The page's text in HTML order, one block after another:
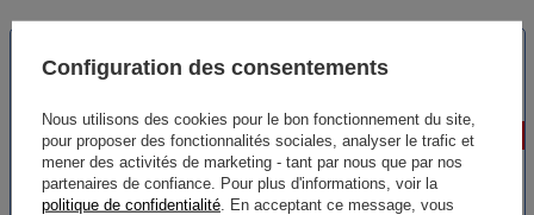
-15%
OFFRE SPÉCIALE
Configuration des consentements
Nous utilisons des cookies pour le bon fonctionnement du site,
pour proposer des fonctionnalités sociales, analyser le trafic et
mener des activités de marketing - tant par nous que par nos
partenaires de confiance. Pour plus d'informations, voir la
politique de confidentialité . En acceptant ce message, vous